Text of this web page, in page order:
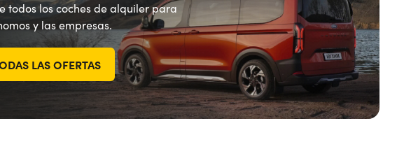
todos los coches de alquiler para
y las empresas.
LAS OFERTAS